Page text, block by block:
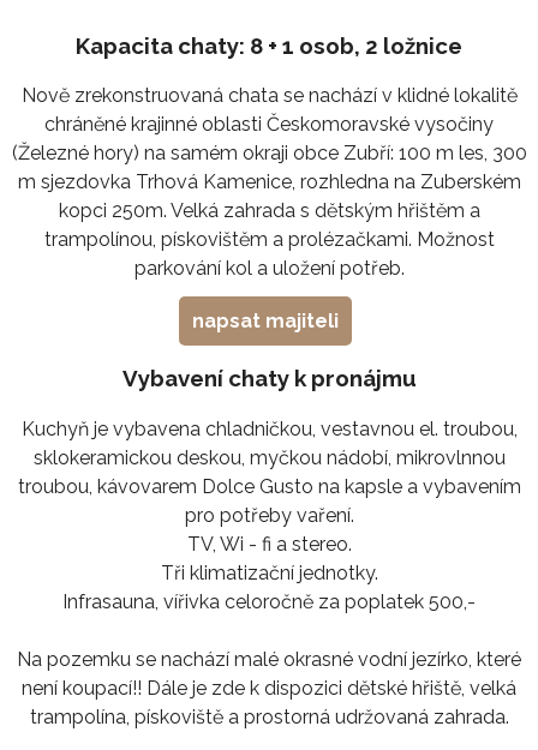
Kapacita chaty: 8 + 1 osob, 2 ložnice
Nově zrekonstruovaná chata se nachází v klidné lokalitě
chráněné krajinné oblasti Českomoravské vysočiny
(Železné hory) na samém okraji obce Zubří: 100 m les, 300
m sjezdovka Trhová Kamenice, rozhledna na Zuberském
kopci 250m. Velká zahrada s dětským hřištěm a
trampolínou, pískovištěm a prolézačkami. Možnost
parkování kol a uložení potřeb.
napsat majiteli
Vybavení chaty k pronájmu
Kuchyň je vybavena chladničkou, vestavnou el. troubou,
sklokeramickou deskou, myčkou nádobí, mikrovlnnou
troubou, kávovarem Dolce Gusto na kapsle a vybavením
pro potřeby vaření.
TV, Wi - fi a stereo.
Tři klimatizační jednotky.
Infrasauna, vířivka celoročně za poplatek 500,-
Na pozemku se nachází malé okrasné vodní jezírko, které
není koupací!! Dále je zde k dispozici dětské hřiště, velká
trampolína, pískoviště a prostorná udržovaná zahrada.